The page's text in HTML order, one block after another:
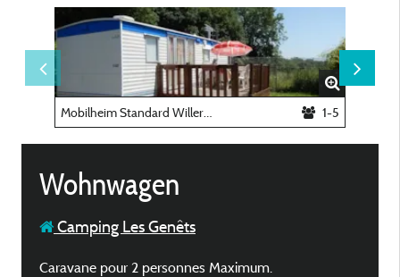
1-5
Wohnwagen
Camping Les Genêts
Caravane pour 2 personnes Maximum.